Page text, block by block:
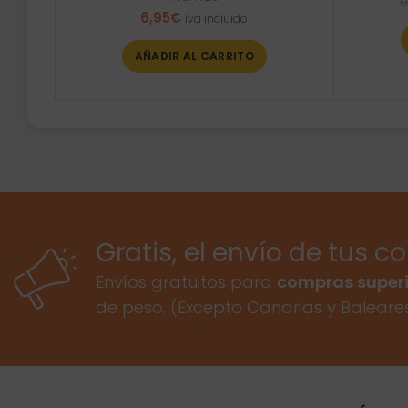
6,95€ Iva incluido
AÑADIR AL CARRITO
Gratis, el envío de tus
Envíos gratuitos para compras
de peso. (Excepto Canarias y